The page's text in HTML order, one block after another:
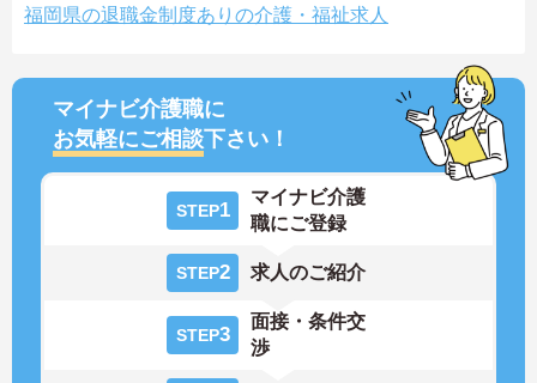
福岡県の退職金制度ありの介護・福祉求人
マイナビ介護職に
お気軽にご相談下さい！
STEP1
マイナビ介護
職にご登録
STEP2 求人のご紹介
STEP3
面接・条件交
渉